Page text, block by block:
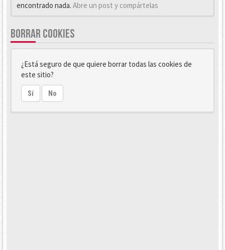
encontrado nada. Abre un post y compártelas
BORRAR COOKIES
¿Está seguro de que quiere borrar todas las cookies de
este sitio?
Sí No